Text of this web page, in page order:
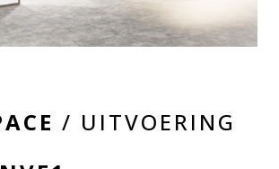
/ UITVOERING